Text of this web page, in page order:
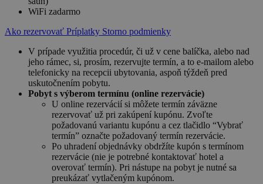
WiFi zadarmo
Ako rezervovať Príplatky Storno podmienky
V prípade využitia procedúr, či už v cene balíčka, alebo nad
jeho rámec, si, prosím, rezervujte termín, a to e-mailom alebo
telefonicky na recepcii ubytovania, aspoň týždeň pred
uskutočnením pobytu.
Pobyt s výberom termínu (online rezervácie)
U online rezervácií si môžete termín záväzne
rezervovať už pri zakúpení kupónu. Zvoľte
požadovanú variantu kupónu a cez tlačidlo “Vybrať
termín” označte požadovaný termín rezervácie.
Po uhradení objednávky obdržíte kupón s termínom
rezervácie (nie je potrebné kontaktovať hotel a
overovať termín). Pri nástupe na pobyt je nutné sa
preukázať vytlačeným kupónom.